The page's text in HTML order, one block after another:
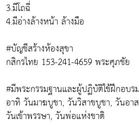
3.มีโถฉี่
4.มีอ่างล้างหน้า ล้างมือ
#บัญชีสร้างห้องสุขา
กสิกรไทย 153-241-4659 พระศุภชัย
#มีพระกรรมฐานและผู้ปฏิบัติใช้ฝึกอบ
อาทิ วันมาฆบูชา, วันวิสาขบูชา, วันอา
วันเข้าพรรษา, วันพ่อแห่งชาติ